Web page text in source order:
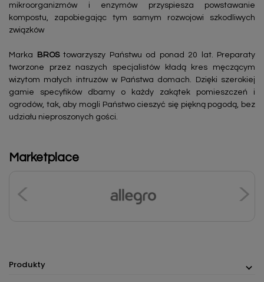
mikroorganizmów i enzymów przyspiesza powstawanie
kompostu, zapobiegając tym samym rozwojowi szkodliwych
związków
Marka BROStowarzyszy Państwu od ponad 20 lat. Preparaty
tworzone przez naszych specjalistów kładą kres męczącym
wizytom małych intruzów w Państwa domach. Dzięki szerokiej
gamie specyfików dbamy o każdy zakątek pomieszczeń i
ogrodów, tak, aby mogli Państwo cieszyć się piękną pogodą, bez
udziału nieproszonych gości.
Marketplace
Produkty